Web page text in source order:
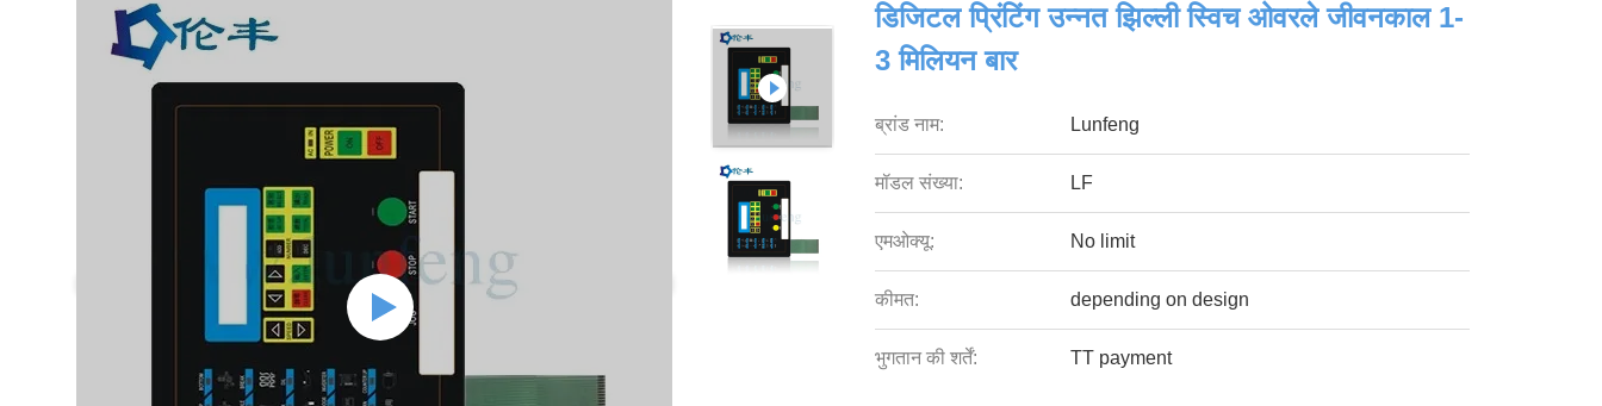
डिजिटल प्रिंटिंग उन्नत झिल्ली स्विच ओवरले जीवनकाल 1-
3 मिलियन बार
ब्रांड नाम: Lunfeng
मॉडल संख्या: LF
एमओक्यू: No limit
कीमत: depending on design
भुगतान की शर्तें: TT payment